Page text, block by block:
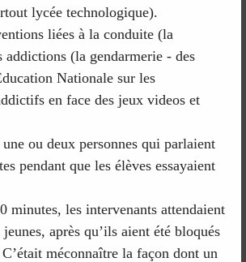
lycée technologique).
liées à la conduite (la
addictions (la gendarmerie - des
Nationale sur les
en face des jeux videos et
ou deux personnes qui parlaient
pendant que les élèves essayaient
minutes, les intervenants attendaient
après qu’ils aient été bloqués
méconnaître la façon dont un